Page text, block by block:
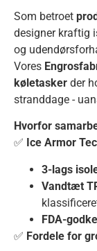
Som betroet
designer kraftig
og
Vores
køletasker der
stranddage -
Hvorfor
✅ Ice Armor
3-lags
Vandtæt
FDA-
✅ Fordele for